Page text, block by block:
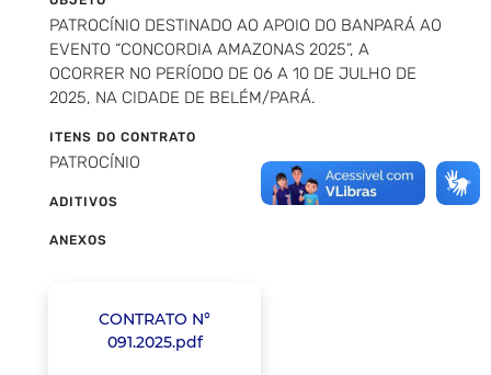
PATROCÍNIO DESTINADO AO APOIO DO BANPARÁ AO
EVENTO “CONCORDIA AMAZONAS 2025”, A
OCORRER NO PERÍODO DE 06 A 10 DE JULHO DE
2025, NA CIDADE DE BELÉM/PARÁ.
ITENS DO CONTRATO
PATROCÍNIO
ADITIVOS
ANEXOS
CONTRATO N°
091.2025.pdf